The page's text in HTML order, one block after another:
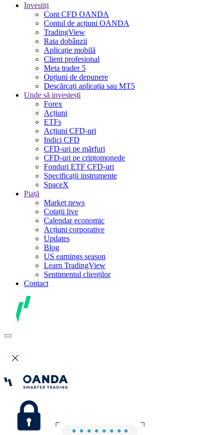
Investiți
Cont CFD OANDA
Contul de acțiuni OANDA
TradingView
Rata dobânzii
Aplicație mobilă
Client profesional
Meta trader 5
Opțiuni de depunere
Descărcați aplicația sau MT5
Unde să investești
Forex
Acțiuni
ETFs
Acțiuni CFD-uri
Indici CFD
CFD-uri pe mărfuri
CFD-uri pe criptomonede
Fonduri ETF CFD-uri
Specificații instrumente
SpaceX
Piață
Market news
Cotații live
Calendar economic
Acțiuni corporative
Updates
Blog
US earnings season
Learn TradingView
Sentimentul clienților
Contact